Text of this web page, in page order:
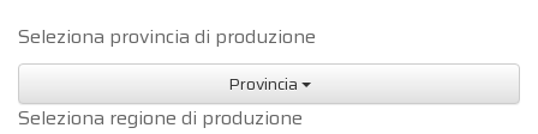
Seleziona provincia di produzione
Provincia
Seleziona regione di produzione